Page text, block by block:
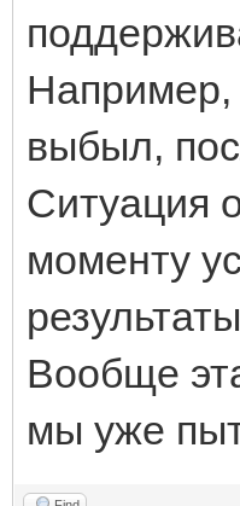
Например,
выбыл,
Ситуация
моменту
Вообще
мы уже